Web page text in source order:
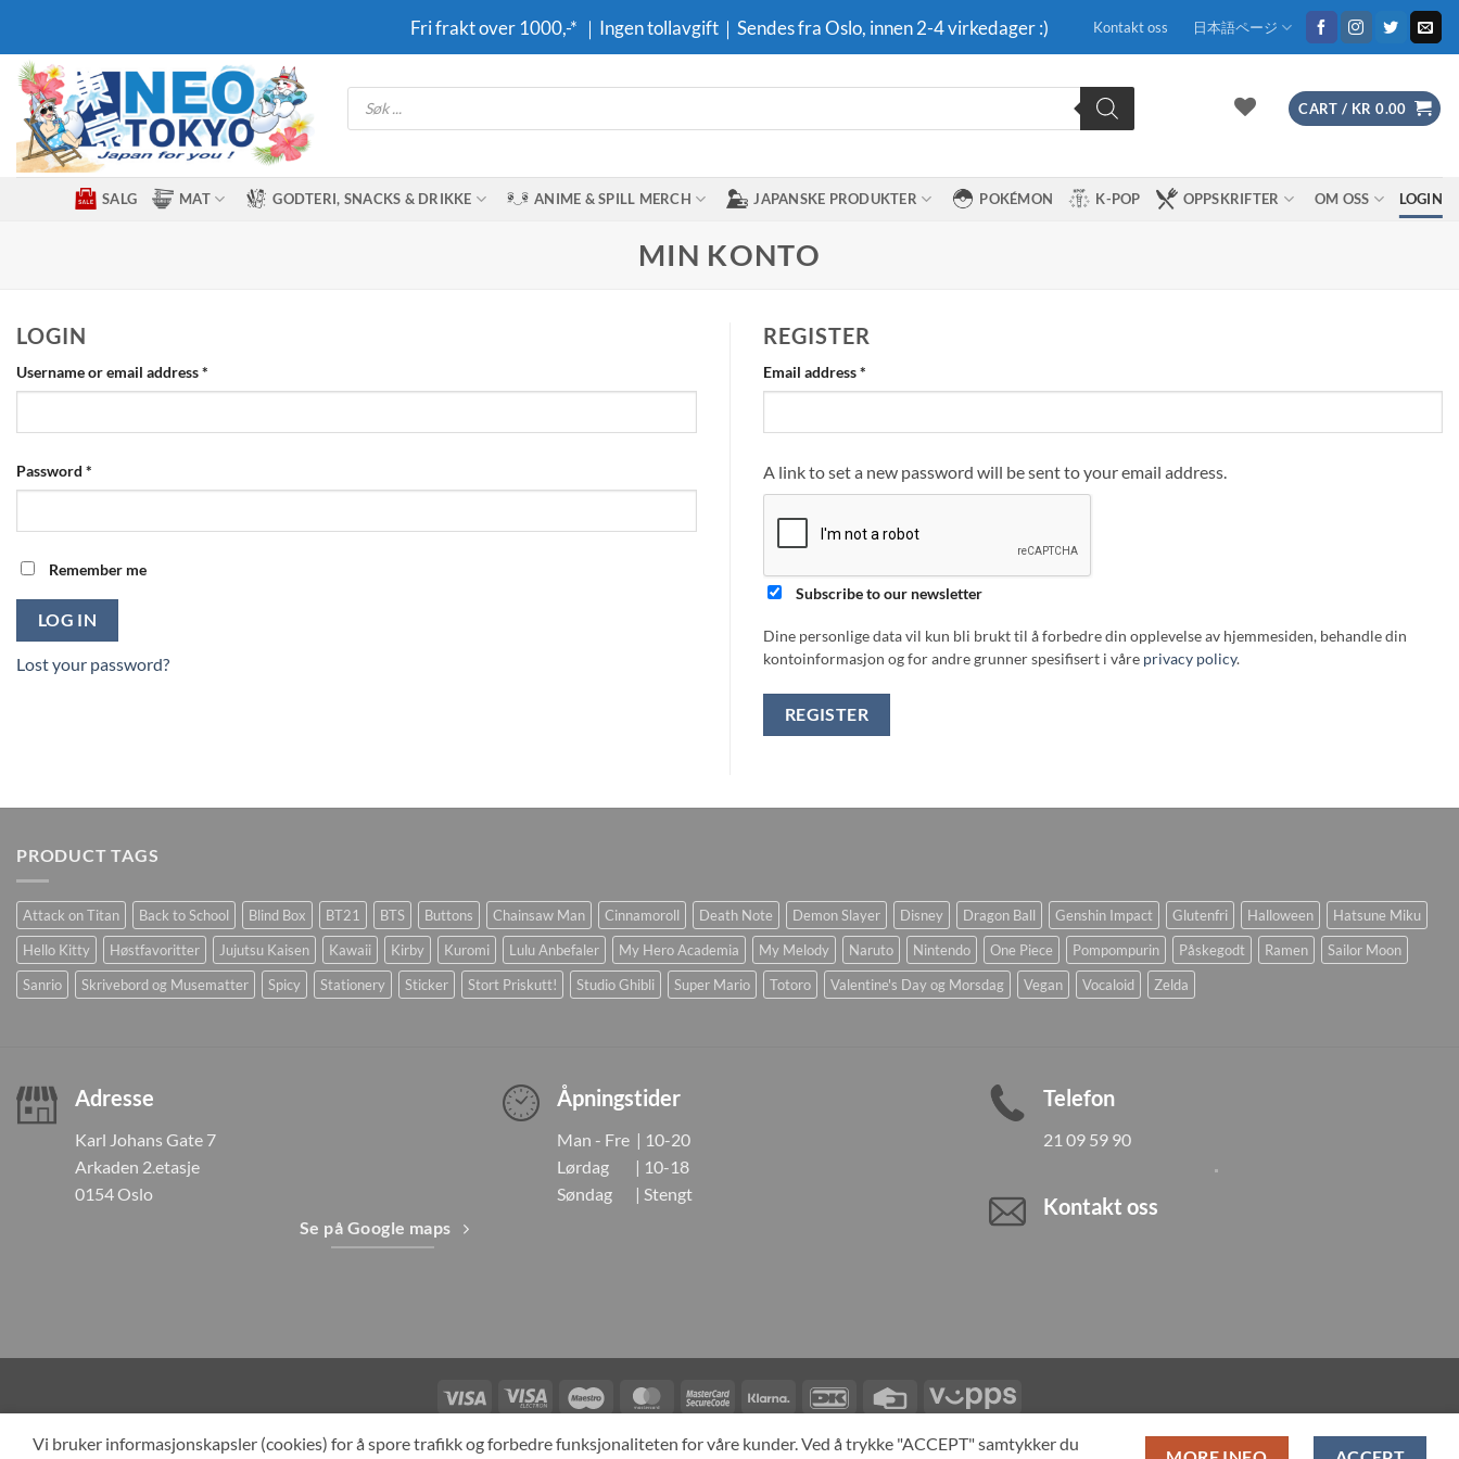
content
Fri frakt over 1000,-* ｜Ingen tollavgift｜Sendes fra Oslo, innen 2-4 virkedager :) Kontakt oss 日本語ページ
Products
search
CART / KR 0.00
SALG MAT GODTERI, SNACKS & DRIKKE ANIME & SPILL MERCH JAPANSKE PRODUKTER POKÉMON K-POP OPPSKRIFTER OM OSS LOGIN
MIN KONTO
LOGIN
Username or email address*
Password *
Remember me
LOG IN
Lost your password?
REGISTER
Email address*
A link to set a new password will be sent to your email address.
Subscribe to our newsletter
Dine personlige data vil kun bli brukt til å forbedre din opplevelse av hjemmesiden, behandle din
kontoinformasjon og for andre grunner spesifisert i våre privacy policy.
REGISTER
PRODUCT TAGS
Attack on Titan Back to School Blind Box BT21 BTS Buttons Chainsaw Man Cinnamoroll Death Note Demon Slayer Disney Dragon Ball Genshin Impact Glutenfri Halloween
Hatsune Miku
Hello Kitty
Høstfavoritter Jujutsu Kaisen Kawaii Kirby Kuromi Lulu Anbefaler My Hero Academia My Melody Naruto Nintendo One Piece Pompompurin Påskegodt Ramen
Sailor Moon
Sanrio
Skrivebord og Musematter Spicy Stationery Sticker Stort Priskutt! Studio Ghibli Super Mario Totoro Valentine's Day og Morsdag Vegan Vocaloid Zelda
Adresse
Karl Johans Gate 7
Arkaden 2.etasje
0154 Oslo
Se på Google maps
Åpningstider
Man - Fre | 10-20
Lørdag | 10-18
Søndag | Stengt
Telefon
21 09 59 90
Kontakt oss
Visa
Visa
Electron
Maestro MasterCardMasterCard
2
Klarna DanKort
Credit
Card
Vipps
TILBAKEKALLINGER KONTAKT OSS OM OSS SPESIALBESTILLING MIN KONTO ALL PRODUCTS
Vi bruker informasjonskapsler (cookies) for å spore trafikk og forbedre funksjonaliteten for våre kunder. Ved å trykke "ACCEPT" samtykker du